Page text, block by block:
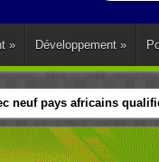
» Développement »
neuf pays africains
parler d’une seule voix